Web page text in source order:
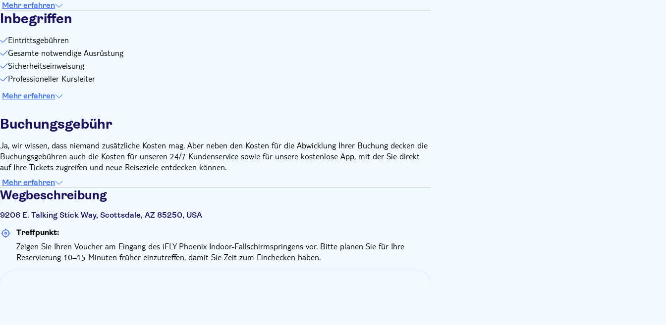
Mehr erfahren
Inbegriffen
Eintrittsgebühren
Gesamte notwendige Ausrüstung
Sicherheitseinweisung
Professioneller Kursleiter
Mehr erfahren
Buchungsgebühr
Ja, wir wissen, dass niemand zusätzliche Kosten mag. Aber neben den Kosten für die Abwicklung Ihrer Buchung decken die
Buchungsgebühren auch die Kosten für unseren 24/7 Kundenservice sowie für unsere kostenlose App, mit der Sie direkt
auf Ihre Tickets zugreifen und neue Reiseziele entdecken können.
Mehr erfahren
Wegbeschreibung
9206 E. Talking Stick Way, Scottsdale, AZ 85250, USA
Treffpunkt:
Zeigen Sie Ihren Voucher am Eingang des iFLY Phoenix Indoor-Fallschirmspringens vor. Bitte planen Sie für Ihre
Reservierung 10–15 Minuten früher einzutreffen, damit Sie Zeit zum Einchecken haben.